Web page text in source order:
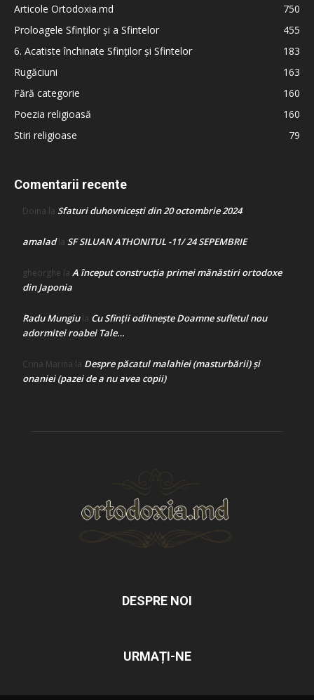
Articole Ortodoxia.md
750
Proloagele Sfinților și a Sfintelor
455
6. Acatiste închinate Sfinților și Sfintelor
183
Rugăciuni
163
Fără categorie
160
Poezia religioasă
160
Stiri religioase
79
Comentarii recente
Doina la Sfaturi duhovnicești din 20 octombrie 2024
amaladla SF SILUAN ATHONITUL -11/ 24 SEPEMBRIE
gheorghe la A început construcţia primei mănăstiri ortodoxe
din Japonia
Radu Mungiula Cu Sfinții odihnește Doamne sufletul nou
adormitei roabei Tale…
Crina Marina la Despre păcatul malahiei (masturbării) şi
onaniei (pazei de a nu avea copii)
DESPRE NOI
URMAȚI-NE